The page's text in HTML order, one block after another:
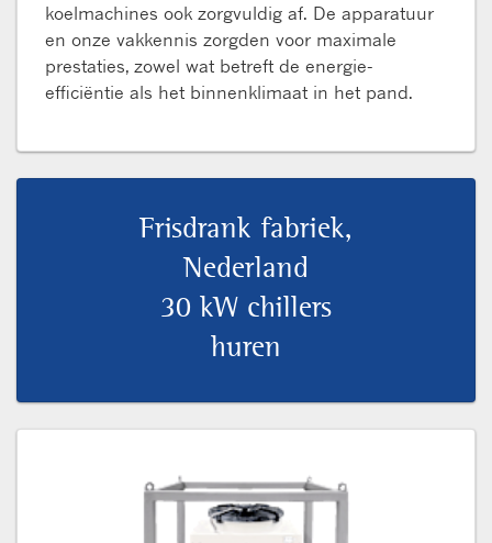
koelmachines ook zorgvuldig af. De apparatuur
en onze vakkennis zorgden voor maximale
prestaties, zowel wat betreft de energie-
efficiëntie als het binnenklimaat in het pand.
Frisdrank fabriek,
Nederland
30 kW chillers
huren